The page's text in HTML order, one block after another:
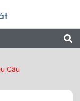
Cầu